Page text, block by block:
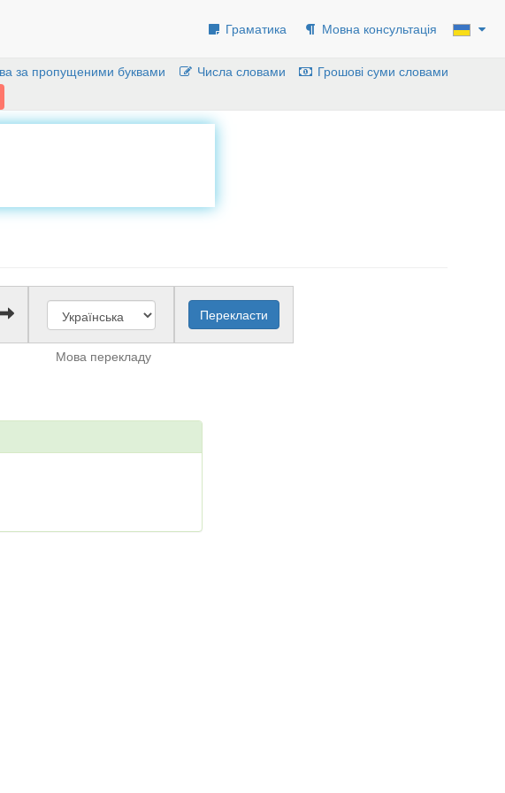
Граматика Мовна консультація
за пропущеними буквами Числа словами
Грошові суми словами
Мова перекладу